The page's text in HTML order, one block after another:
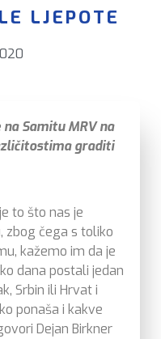
LJEPOTE
Samitu MRV na
graditi
to što nas je
zbog čega s toliko
kažemo im da je
dana postali jedan
Srbin ili Hrvat i
ponaša i kakve
Dejan Birkner